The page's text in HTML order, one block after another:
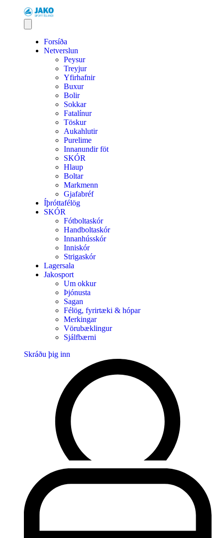
Forsíða
Netverslun
Peysur
Treyjur
Yfirhafnir
Buxur
Bolir
Sokkar
Fatalínur
Töskur
Aukahlutir
Purelime
Innanundir föt
SKÓR
Hlaup
Boltar
Markmenn
Gjafabréf
Íþróttafélög
SKÓR
Fótboltaskór
Handboltaskór
Innanhússkór
Inniskór
Strigaskór
Lagersala
Jakosport
Um okkur
Þjónusta
Sagan
Félög, fyrirtæki & hópar
Merkingar
Vörubæklingur
Sjálfbærni
Skráðu þig inn